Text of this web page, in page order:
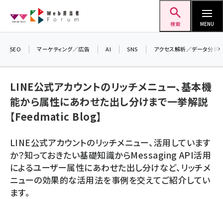
ン
検索 MENU
seo (3519)
youtube (2425)
note (2310)
セミナー (2301)
SEO マーケティング／広告 AI SNS アクセス解析／データ分析
LINE公式アカウントのリッチメニュー、基本機
能から属性にあわせた出し分けまで一挙解説
【Feedmatic Blog】
LINE公式アカウントのリッチメニュー、活用しています
か？知っておきたい基礎知識からMessaging API活用
によるユーザー属性にあわせた出し分けなど、リッチメ
ニューの効果的な活用法を事例を交えてご紹介してい
ます。